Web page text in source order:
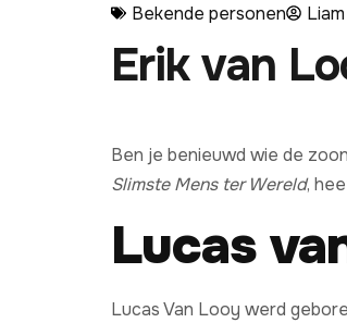
Bekende personen Liam
Erik van
Ben je benieuwd wie de
Slimste Mens ter Wereld,
Lucas
Lucas Van Looy werd